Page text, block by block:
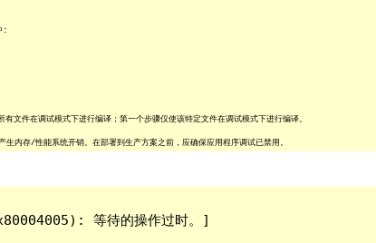
:
文件在调试模式下进行编译；第一个步骤仅使该特定文件在调试模式下进行编译。
内存/性能系统开销。在部署到生产方案之前，应确保应用程序调试已禁用。
等待的操作过时。]